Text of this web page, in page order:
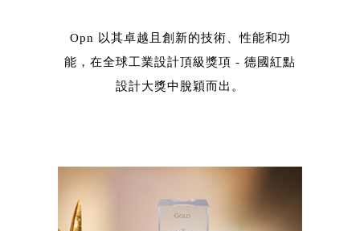
Opn 以其卓越且創新的技術、性能和功
能，在全球工業設計頂級獎項 - 德國紅點
設計大獎中脫穎而出。